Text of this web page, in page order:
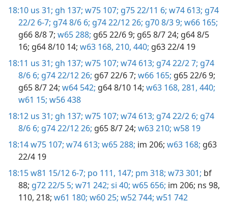
18:10 us 31; gh 137; w75 107; g75 22/11 6; w74 613; g74
22/2 6-7; g74 8/6 6; g74 22/12 26; g70 8/3 9; w66 165;
g66 8/8 7; w65 288; g65 22/6 9; g65 8/7 24; g64 8/5
16; g64 8/10 14; w63 168, 210, 440; g63 22/4 19
18:11 us 31; gh 137; w75 107; w74 613; g74 22/2 7; g74
8/6 6; g74 22/12 26; g67 22/6 7; w66 165; g65 22/6 9;
g65 8/7 24; w64 542; g64 8/10 14; w63 168, 281, 440;
w61 15; w56 438
18:12 us 31; gh 137; w75 107; w74 613; g74 22/2 6; g74
8/6 6; g74 22/12 26; g65 8/7 24; w63 210; w58 19
18:14w75 107; w74 613; w65 288; im 206; w63 168; g63
22/4 19
18:15w81 15/12 6-7; po 111, 147; pm 318; w73 301; bf
88; g72 22/5 5; w71 242; si 40; w65 656; im 206; ns 98,
110, 218; w61 180; w60 25; w52 744; w51 742